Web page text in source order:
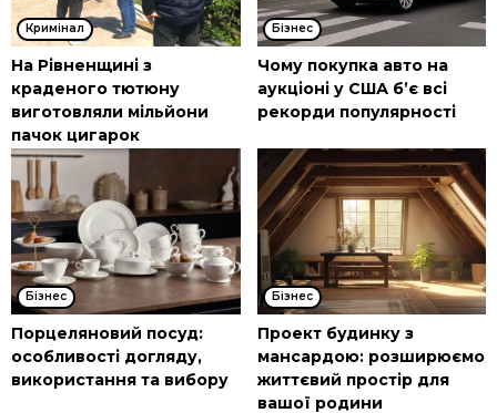
Кримінал
На Рівненщині з
краденого тютюну
виготовляли мільйони
пачок цигарок
Бізнес
Чому покупка авто на
аукціоні у США б’є всі
рекорди популярності
Бізнес
Порцеляновий посуд:
особливості догляду,
використання та вибору
Бізнес
Проект будинку з
мансардою: розширюємо
життєвий простір для
вашої родини